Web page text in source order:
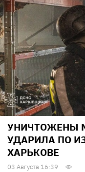
УНИЧТОЖЕНЫ
УДАРИЛА ПО
ХАРЬКОВЕ
03 Августа 16:39